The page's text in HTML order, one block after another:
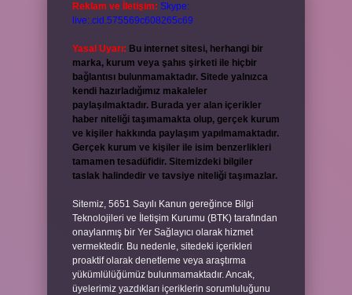
Reklam ve İletişim: Skype:
live:.cid.575569c608265c69
Yasal Uyarı: Bu internet sitesi, herhangi bir
marka, kurum veya şahıs şirketi ile hiçbir
bağlantısı bulunmamaktadır. Sitede yalnızca
kendi hazırladığımız makaleler
paylaşılmaktadır. Burada yer alan içerikler
haber niteliği taşımamakta olup, gerçek kurum
ve kişiler hakkında paylaşım yapılmamaktadır.
Gerçek kurum ve kişiler ile isim benzerlikleri
tamamen tesadüfidir. Sitemizdeki bilgiler
taslak halindedir ve tavsiye niteliği taşımazlar.
Sitemiz, 5651 Sayılı Kanun gereğince Bilgi
Teknolojileri ve İletişim Kurumu (BTK) tarafından
onaylanmış bir Yer Sağlayıcı olarak hizmet
vermektedir. Bu nedenle, sitedeki içerikleri
proaktif olarak denetleme veya araştırma
yükümlülüğümüz bulunmamaktadır. Ancak,
üyelerimiz yazdıkları içeriklerin sorumluluğunu